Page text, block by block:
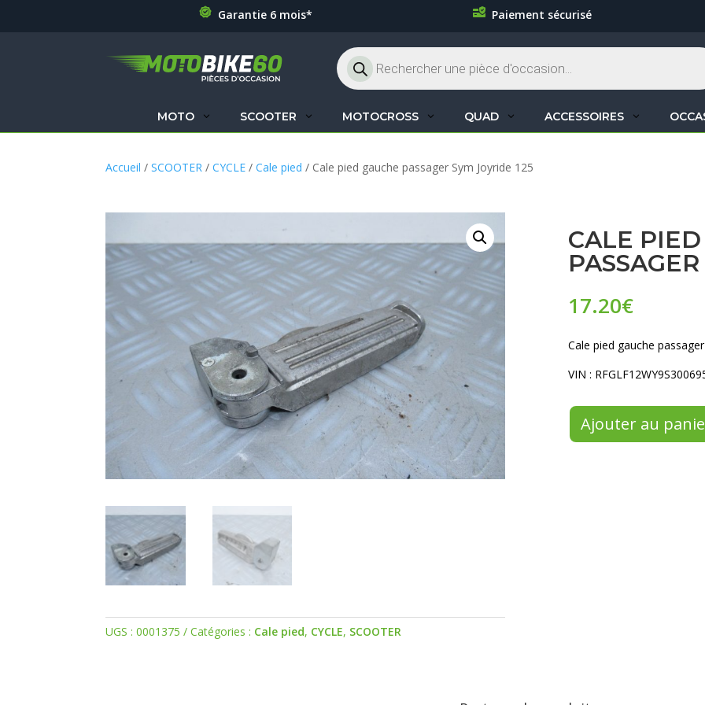
Garantie 6 mois* Paiement sécurisé
Recherche
de
produits
MOTO SCOOTER MOTOCROSS QUAD ACCESSOIRES
Accueil /SCOOTER /CYCLE /Cale pied / Cale pied gauche passager Sym Joyride 125
UGS :0001375 Catégories : Cale pied, CYCLE, SCOOTER
CALE
17.20€
Cale pied gauche
VIN :
Ajouter au